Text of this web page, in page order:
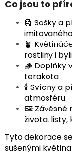
Co jsou to
🗿 Sošky a
🪴
rostliny i
🪵 Doplňky
terakota
🕯️ Svícny a
atmosféru
🖼 Závěsné
života, listy,
Tyto dekorace
sušenými